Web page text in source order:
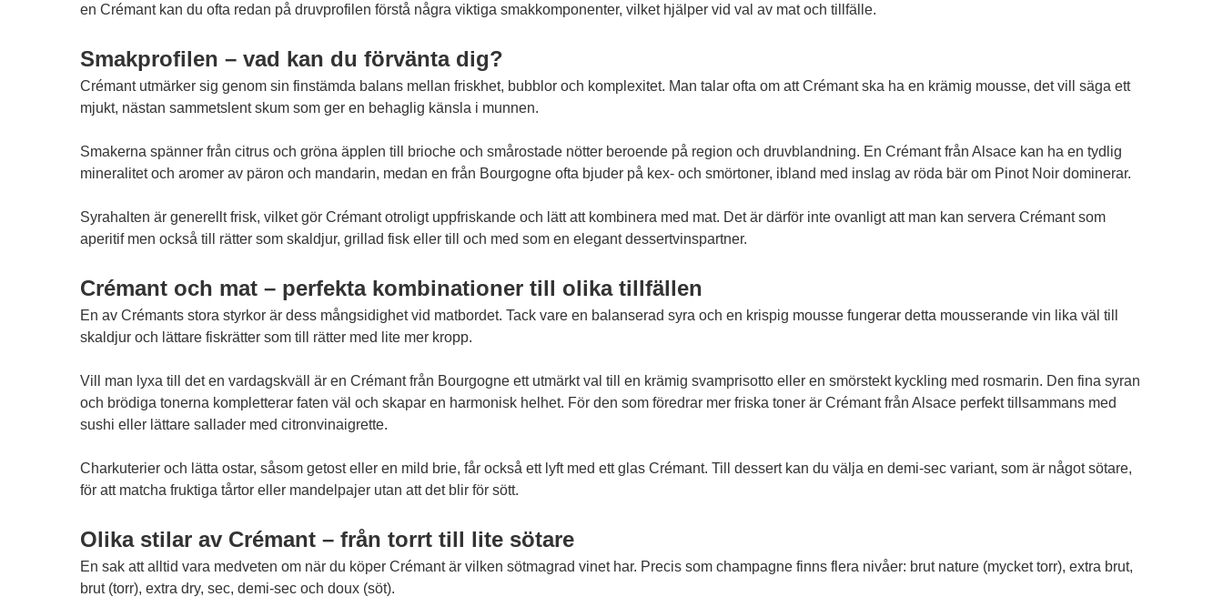
en Crémant kan du ofta redan på druvprofilen förstå några viktiga smakkomponenter, vilket hjälper vid val av mat och tillfälle.
Smakprofilen – vad kan du förvänta dig?
Crémant utmärker sig genom sin finstämda balans mellan friskhet, bubblor och komplexitet. Man talar ofta om att Crémant ska ha en krämig mousse, det vill säga ett
mjukt, nästan sammetslent skum som ger en behaglig känsla i munnen.
Smakerna spänner från citrus och gröna äpplen till brioche och smårostade nötter beroende på region och druvblandning. En Crémant från Alsace kan ha en tydlig
mineralitet och aromer av päron och mandarin, medan en från Bourgogne ofta bjuder på kex- och smörtoner, ibland med inslag av röda bär om Pinot Noir dominerar.
Syrahalten är generellt frisk, vilket gör Crémant otroligt uppfriskande och lätt att kombinera med mat. Det är därför inte ovanligt att man kan servera Crémant som
aperitif men också till rätter som skaldjur, grillad fisk eller till och med som en elegant dessertvinspartner.
Crémant och mat – perfekta kombinationer till olika tillfällen
En av Crémants stora styrkor är dess mångsidighet vid matbordet. Tack vare en balanserad syra och en krispig mousse fungerar detta mousserande vin lika väl till
skaldjur och lättare fiskrätter som till rätter med lite mer kropp.
Vill man lyxa till det en vardagskväll är en Crémant från Bourgogne ett utmärkt val till en krämig svamprisotto eller en smörstekt kyckling med rosmarin. Den fina syran
och brödiga tonerna kompletterar faten väl och skapar en harmonisk helhet. För den som föredrar mer friska toner är Crémant från Alsace perfekt tillsammans med
sushi eller lättare sallader med citronvinaigrette.
Charkuterier och lätta ostar, såsom getost eller en mild brie, får också ett lyft med ett glas Crémant. Till dessert kan du välja en demi-sec variant, som är något sötare,
för att matcha fruktiga tårtor eller mandelpajer utan att det blir för sött.
Olika stilar av Crémant – från torrt till lite sötare
En sak att alltid vara medveten om när du köper Crémant är vilken sötmagrad vinet har. Precis som champagne finns flera nivåer: brut nature (mycket torr), extra brut,
brut (torr), extra dry, sec, demi-sec och doux (söt).